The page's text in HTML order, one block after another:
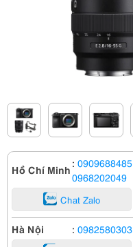
Hồ Chí Minh : 0909688485
0968202049
Chat Zalo
Hà Nội : 0982580303